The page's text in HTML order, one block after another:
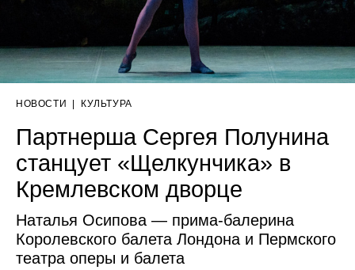
НОВОСТИ | КУЛЬТУРА
Партнерша Сергея Полунина
станцует «Щелкунчика» в
Кремлевском дворце
Наталья Осипова — прима-балерина
Королевского балета Лондона и Пермского
театра оперы и балета